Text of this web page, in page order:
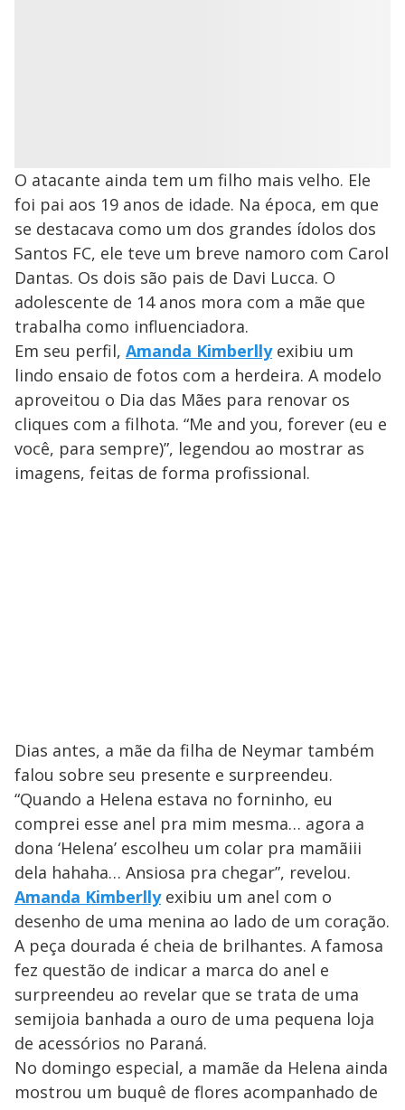
O atacante ainda tem um filho mais velho. Ele
foi pai aos 19 anos de idade. Na época, em que
se destacava como um dos grandes ídolos dos
Santos FC, ele teve um breve namoro com Carol
Dantas. Os dois são pais de Davi Lucca. O
adolescente de 14 anos mora com a mãe que
trabalha como influenciadora.
Em seu perfil, Amanda Kimberllyexibiu um
lindo ensaio de fotos com a herdeira. A modelo
aproveitou o Dia das Mães para renovar os
cliques com a filhota. “Me and you, forever (eu e
você, para sempre)”, legendou ao mostrar as
imagens, feitas de forma profissional.
Dias antes, a mãe da filha de Neymar também
falou sobre seu presente e surpreendeu.
“Quando a Helena estava no forninho, eu
comprei esse anel pra mim mesma… agora a
dona ‘Helena’ escolheu um colar pra mamãiii
dela hahaha… Ansiosa pra chegar”, revelou.
Amanda Kimberllyexibiu um anel com o
desenho de uma menina ao lado de um coração.
A peça dourada é cheia de brilhantes. A famosa
fez questão de indicar a marca do anel e
surpreendeu ao revelar que se trata de uma
semijoia banhada a ouro de uma pequena loja
de acessórios no Paraná.
No domingo especial, a mamãe da Helena ainda
mostrou um buquê de flores acompanhado de